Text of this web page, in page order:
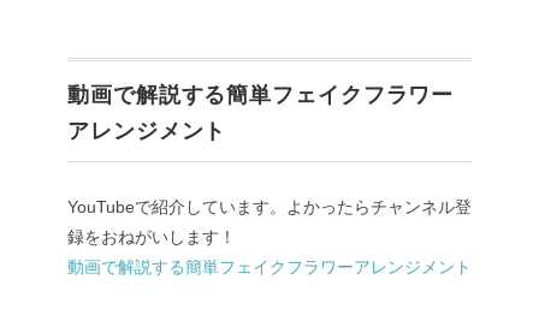
動画で解説する簡単フェイクフラワー
アレンジメント
YouTubeで紹介しています。よかったらチャンネル登
録をおねがいします！
動画で解説する簡単フェイクフラワーアレンジメント